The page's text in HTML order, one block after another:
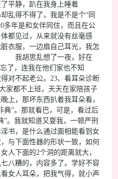
平静，趴在我身上睡着
得不得了，我是不是个“同
多年是和女伴同住，而且在公
都见过，从来就没有丝毫感
服，一边扇自己耳光，我怎
我胡思乱想了一夜，好在
了，连我在他们家也不知
不起老公。23、看耳朵诊断
都不上班，天天在家陪孩子
上，那坏东西扒着我耳朵看，
典”。那就看巴，可是，看过后
。我就知道又耍我，一顿严刑
书，是什么通过面相能看到女
与下面性器的形状一致，如何
人下面的2个洞的距离就大，
八糟的，内容多了。学好不容
女人耳朵，把我气得，就小声